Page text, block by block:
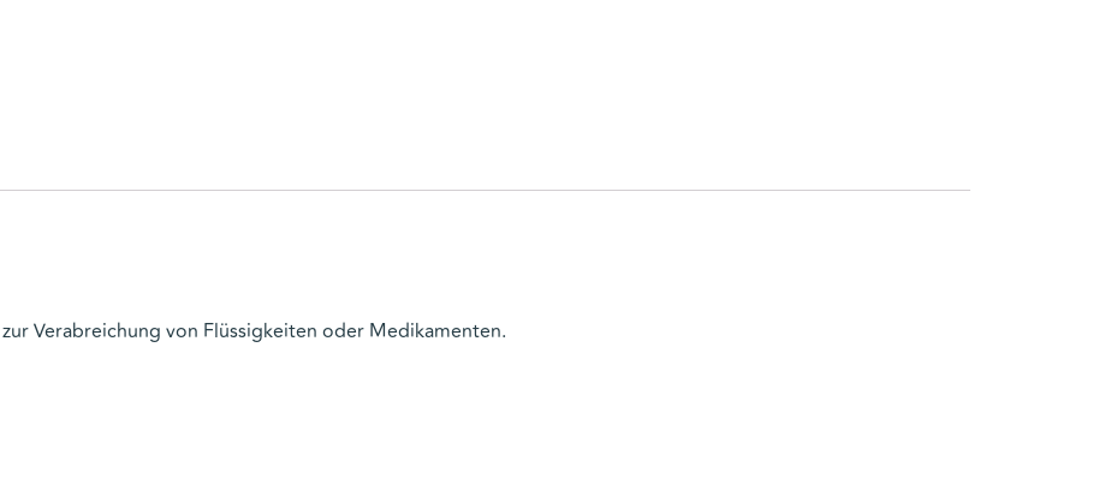
Verabreichung von Flüssigkeiten oder Medikamenten.